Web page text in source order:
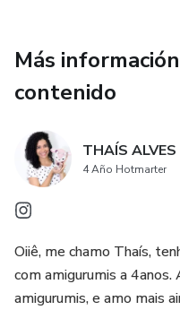
Más
contenido
THAÍS ALVES
4 Año Hotmarter
Oiiê, me chamo Thaís,
com amigurumis a 4anos.
amigurumis, e amo mais